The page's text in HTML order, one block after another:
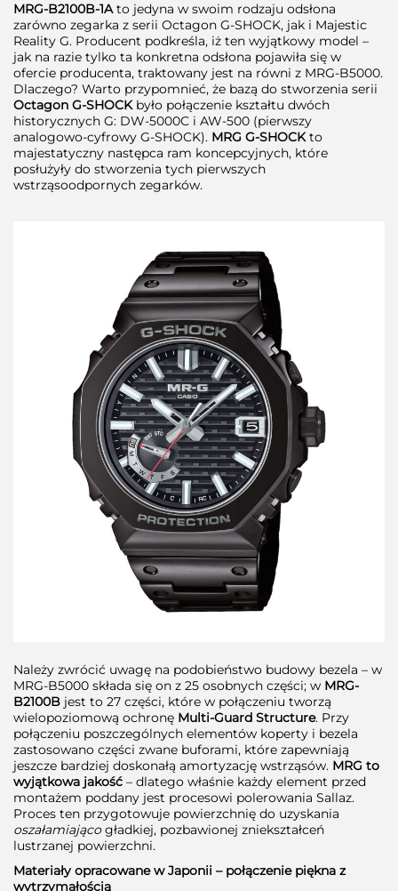
MRG-B2100B-1Ato jedyna w swoim rodzaju odsłona
zarówno zegarka z serii Octagon G-SHOCK, jak i Majestic
Reality G. Producent podkreśla, iż ten wyjątkowy model –
jak na razie tylko ta konkretna odsłona pojawiła się w
ofercie producenta, traktowany jest na równi z MRG-B5000.
Dlaczego? Warto przypomnieć, że bazą do stworzenia serii
Octagon G-SHOCKbyło połączenie kształtu dwóch
historycznych G: DW-5000C i AW-500 (pierwszy
analogowo-cyfrowy G-SHOCK). MRG G-SHOCKto
majestatyczny następca ram koncepcyjnych, które
posłużyły do stworzenia tych pierwszych
wstrząsoodpornych zegarków.
Należy zwrócić uwagę na podobieństwo budowy bezela – w
MRG-B5000 składa się on z 25 osobnych części; w MRG-
B2100B jest to 27 części, które w połączeniu tworzą
wielopoziomową ochronę Multi-Guard Structure. Przy
połączeniu poszczególnych elementów koperty i bezela
zastosowano części zwane buforami, które zapewniają
jeszcze bardziej doskonałą amortyzację wstrząsów. MRG to
wyjątkowa jakość – dlatego właśnie każdy element przed
montażem poddany jest procesowi polerowania Sallaz.
Proces ten przygotowuje powierzchnię do uzyskania
oszałamiającogładkiej, pozbawionej zniekształceń
lustrzanej powierzchni.
Materiały opracowane w Japonii – połączenie piękna z
wytrzymałością